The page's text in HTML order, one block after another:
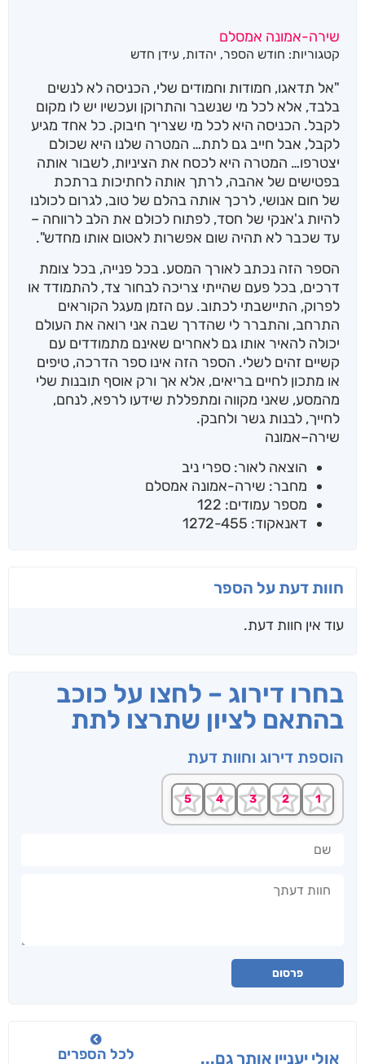
שירה-אמונה אמסלם
קטגוריות: חודש הספר, יהדות, עידן חדש
"אל תדאגו, חמודות וחמודים שלי, הכניסה לא לנשים
בלבד, אלא לכל מי שנשבר והתרוקן ועכשיו יש לו מקום
לקבל. הכניסה היא לכל מי שצריך חיבוק. כל אחד מגיע
לקבל, אבל חייב גם לתת… המטרה שלנו היא שכולם
יצטרפו… המטרה היא לכסח את הציניות, לשבור אותה
בפטישים של אהבה, לרתך אותה לחתיכות ברתכת
של חום אנושי, לרכך אותה בהלם של טוב, לגרום לכולנו
להיות ג'אנקי של חסד, לפתוח לכולם את הלב לרווחה –
עד שכבר לא תהיה שום אפשרות לאטום אותו מחדש".
הספר הזה נכתב לאורך המסע. בכל פנייה, בכל צומת
דרכים, בכל פעם שהייתי צריכה לבחור צד, להתמודד או
לפרוק, התיישבתי לכתוב. עם הזמן מעגל הקוראים
התרחב, והתברר לי שהדרך שבה אני רואה את העולם
יכולה להאיר אותו גם לאחרים שאינם מתמודדים עם
קשיים זהים לשלי. הספר הזה אינו ספר הדרכה, טיפים
או מתכון לחיים בריאים, אלא אך ורק אוסף תובנות שלי
מהמסע, שאני מקווה ומתפללת שידעו לרפא, לנחם,
לחייך, לבנות גשר ולחבק.
שירה–אמונה
הוצאה לאור: ספרי ניב
מחבר: שירה-אמונה אמסלם
מספר עמודים: 122
דאנאקוד: 1272-455
חוות דעת על הספר
עוד אין חוות דעת.
בחרו דירוג – לחצו על כוכב
בהתאם לציון שתרצו לתת
הוספת דירוג וחוות דעת
פרסום
אולי יעניין אותך גם... לכל הספרים